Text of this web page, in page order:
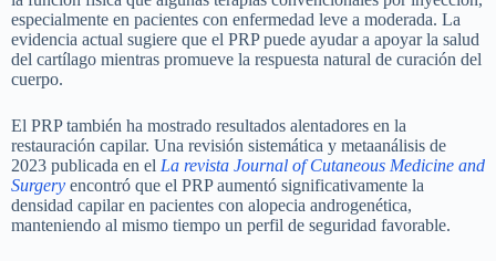
especialmente en pacientes con enfermedad leve a moderada. La
evidencia actual sugiere que el PRP puede ayudar a apoyar la salud
del cartílago mientras promueve la respuesta natural de curación del
cuerpo.
El PRP también ha mostrado resultados alentadores en la
restauración capilar. Una revisión sistemática y metaanálisis de
2023 publicada en el La revista Journal of Cutaneous Medicine and
Surgery encontró que el PRP aumentó significativamente la
densidad capilar en pacientes con alopecia androgenética,
manteniendo al mismo tiempo un perfil de seguridad favorable.